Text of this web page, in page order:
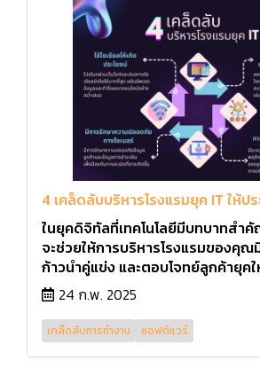
4 เคล็ดลับบริหารโรงแรมยุค IT ให้ป
ในยุคดิจิทัลที่เทคโนโลยีมีบทบาทสำ
จะช่วยให้การบริหารโรงแรมของคุ
ก้าวนำคู่แข่ง และตอบโจทย์ลูกค้ายุค
24 ก.พ. 2025
เคล็ดลับการทำงาน ซอฟต์แวร์